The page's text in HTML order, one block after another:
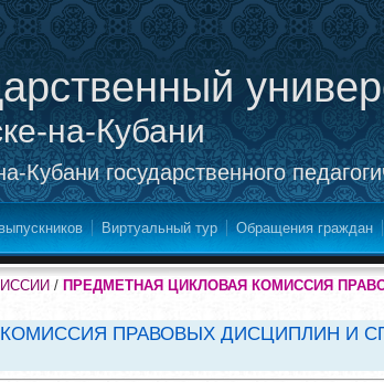
на-Кубани
государственного
Виртуальный тур Обращения граждан
/ ПРЕДМЕТНАЯ ЦИКЛОВАЯ КОМИССИЯ
ПРАВОВЫХ ДИСЦИПЛИН И